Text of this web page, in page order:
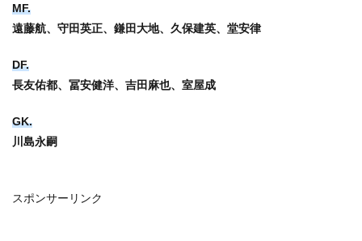
MF.
遠藤航、守田英正、鎌田大地、久保建英、堂安律
DF.
長友佑都、冨安健洋、吉田麻也、室屋成
GK.
川島永嗣
スポンサーリンク